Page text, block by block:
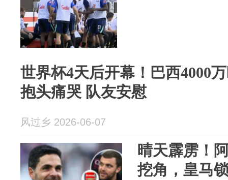
世界杯4天后开幕！巴西4000
抱头痛哭 队友安慰
风过乡 2026-06-07
晴天霹雳！
挖角，皇马